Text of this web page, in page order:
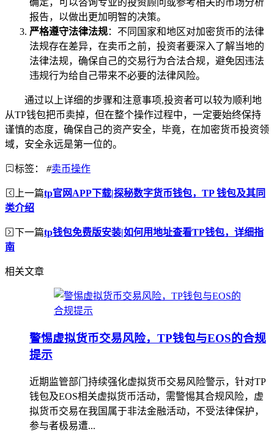
确定，可以咨询专业的投资顾问或参考相关的市场分析
报告，以做出更加明智的决策。
严格遵守法律法规：不同国家和地区对加密货币的法律
法规存在差异，在卖币之前，投资者要深入了解当地的
法律法规，确保自己的交易行为合法合规，避免因违法
违规行为给自己带来不必要的法律风险。
通过以上详细的步骤和注意事项,投资者可以较为顺利地
从TP钱包把币卖掉，但在整个操作过程中，一定要始终保持
谨慎的态度，确保自己的资产安全，毕竟，在加密货币投资领
域，安全永远是第一位的。
标签： #卖币操作
上一篇tp官网APP下载|探秘数字货币钱包，TP 钱包及其同
类介绍
下一篇tp钱包免费版安装|如何用地址查看TP钱包，详细指
南
相关文章
警惕虚拟货币交易风险，TP钱包与EOS的合规
提示
近期监管部门持续强化虚拟货币交易风险警示，针对TP
钱包及EOS相关虚拟货币活动，需警惕其合规风险，虚
拟货币交易在我国属于非法金融活动，不受法律保护，
参与者极易遭...